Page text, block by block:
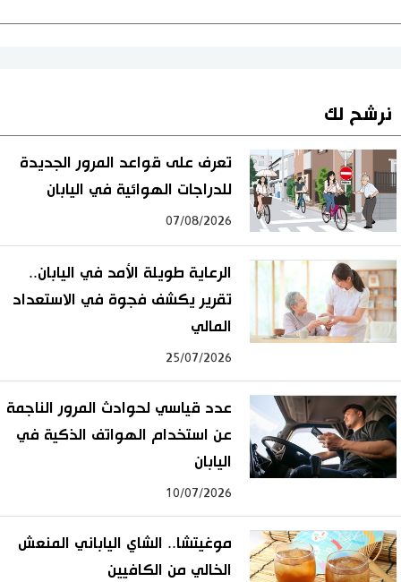
نرشح لك
تعرف على قواعد المرور الجديدة
للدراجات الهوائية في اليابان
07/08/2026
الرعاية طويلة الأمد في اليابان..
تقرير يكشف فجوة في الاستعداد
المالي
25/07/2026
عدد قياسي لحوادث المرور الناجمة
عن استخدام الهواتف الذكية في
اليابان
10/07/2026
موغيتشا.. الشاي الياباني المنعش
الخالي من الكافيين